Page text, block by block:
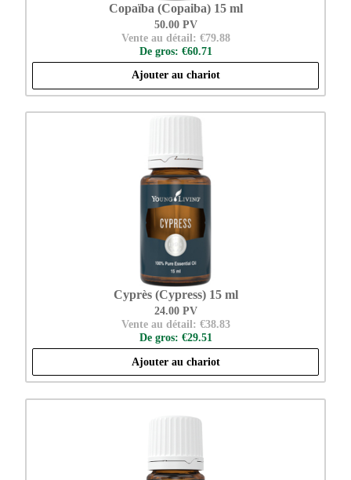
Copaïba (Copaiba) 15 ml
50.00 PV
Vente au détail: €79.88
De gros: €60.71
Ajouter au chariot
Cyprès (Cypress) 15 ml
24.00 PV
Vente au détail: €38.83
De gros: €29.51
Ajouter au chariot